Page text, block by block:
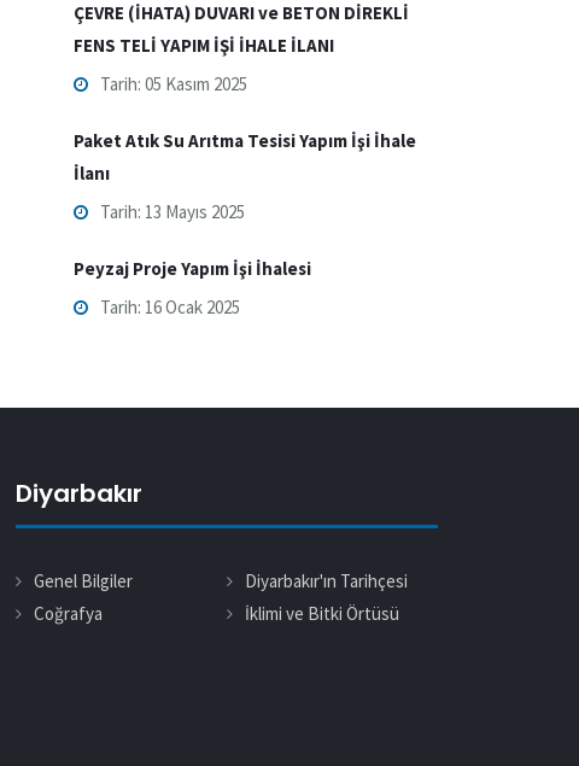
ÇEVRE (İHATA) DUVARI ve BETON DİREKLİ
FENS TELİ YAPIM İŞİ İHALE İLANI
Tarih: 05 Kasım 2025
Paket Atık Su Arıtma Tesisi Yapım İşi İhale
İlanı
Tarih: 13 Mayıs 2025
Peyzaj Proje Yapım İşi İhalesi
Tarih: 16 Ocak 2025
Diyarbakır
Genel Bilgiler
Diyarbakır'ın Tarihçesi
Coğrafya
İklimi ve Bitki Örtüsü